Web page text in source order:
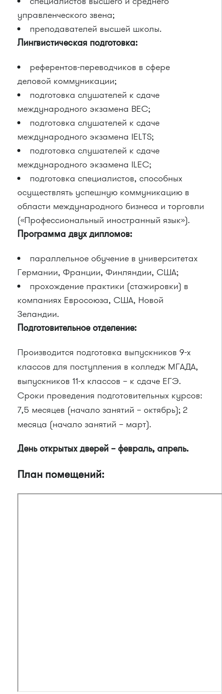
управленческого звена;
преподавателей высшей школы.
Лингвистическая подготовка:
референтов-переводчиков в сфере
деловой коммуникации;
подготовка слушателей к сдаче
международного экзамена BEC;
подготовка слушателей к сдаче
международного экзамена IELTS;
подготовка слушателей к сдаче
международного экзамена ILEC;
подготовка специалистов, способных
осуществлять успешную коммуникацию в
области международного бизнеса и торговли
(«Профессиональный иностранный язык»).
Программа двух дипломов:
параллельное обучение в университетах
Германии, Франции, Финляндии, США;
прохождение практики (стажировки) в
компаниях Евросоюза, США, Новой
Зеландии.
Подготовительное отделение:
Производится подготовка выпускников 9-х
классов для поступления в колледж МГАДА,
выпускников 11-х классов – к сдаче ЕГЭ.
Сроки проведения подготовительных курсов:
7,5 месяцев (начало занятий – октябрь); 2
месяца (начало занятий – март).
День открытых дверей – февраль, апрель.
План помещений: